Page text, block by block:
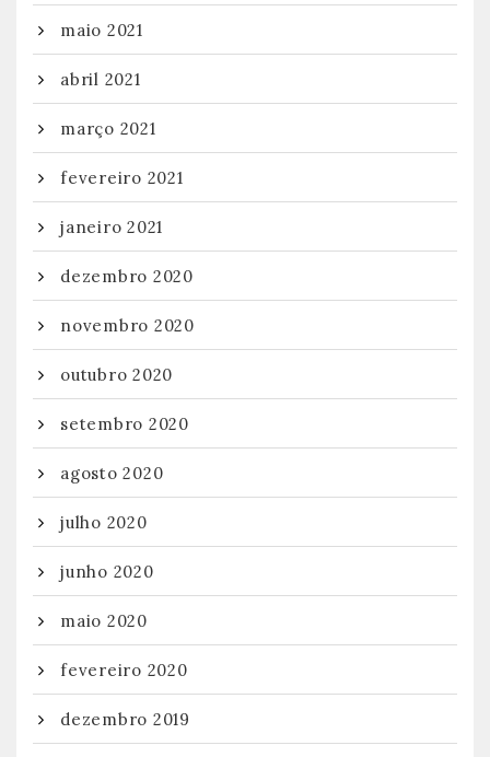
maio 2021
abril 2021
março 2021
fevereiro 2021
janeiro 2021
dezembro 2020
novembro 2020
outubro 2020
setembro 2020
agosto 2020
julho 2020
junho 2020
maio 2020
fevereiro 2020
dezembro 2019